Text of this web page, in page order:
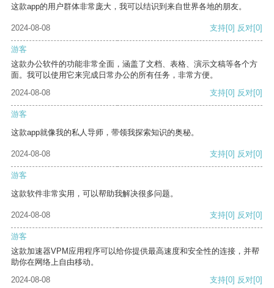
这款app的用户群体非常庞大，我可以结识到来自世界各地的朋友。
2024-08-08 支持[0] 反对[0]
游客
这款办公软件的功能非常全面，涵盖了文档、表格、演示文稿等各个方
面。我可以使用它来完成日常办公的所有任务，非常方便。
2024-08-08
支持[0] 反对[0]
游客
这款app就像我的私人导师，带领我探索知识的奥秘。
2024-08-08 支持[0] 反对[0]
游客
这款软件非常实用，可以帮助我解决很多问题。
2024-08-08 支持[0] 反对[0]
游客
这款加速器VPM应用程序可以给你提供最高速度和安全性的连接，并帮
助你在网络上自由移动。
2024-08-08
支持[0] 反对[0]